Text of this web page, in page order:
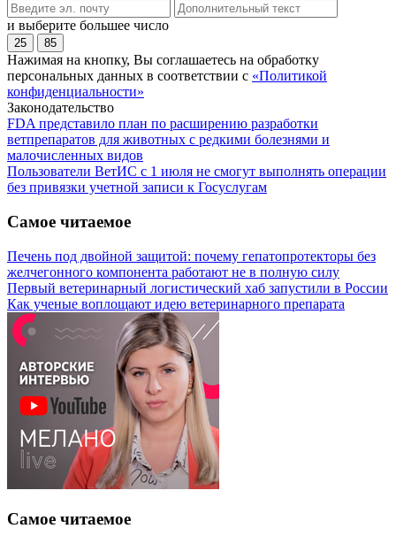
и выберите большее число
25 85
Нажимая на кнопку, Вы соглашаетесь на обработку
персональных данных в соответствии с «Политикой
конфиденциальности»
Законодательство
FDA представило план по расширению разработки
ветпрепаратов для животных с редкими болезнями и
малочисленных видов
Пользователи ВетИС с 1 июля не смогут выполнять операции
без привязки учетной записи к Госуслугам
Самое читаемое
Печень под двойной защитой: почему гепатопротекторы без
желчегонного компонента работают не в полную силу
Первый ветеринарный логистический хаб запустили в России
Как ученые воплощают идею ветеринарного препарата
Самое читаемое